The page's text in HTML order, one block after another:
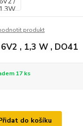
produkt
, 1,3 W , DO41
17 ks
do košíku